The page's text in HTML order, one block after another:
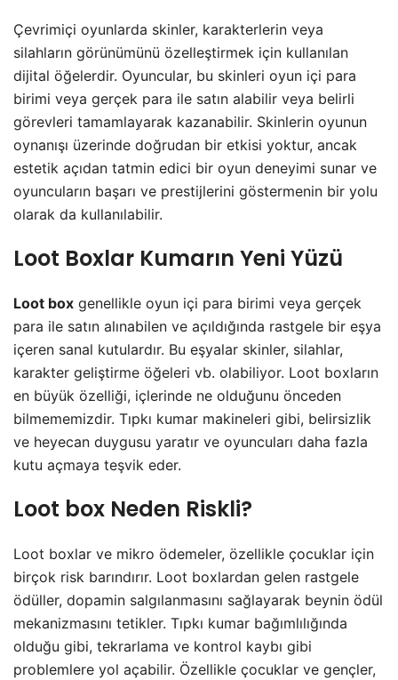
Çevrimiçi oyunlarda skinler, karakterlerin veya
silahların görünümünü özelleştirmek için kullanılan
dijital öğelerdir. Oyuncular, bu skinleri oyun içi para
birimi veya gerçek para ile satın alabilir veya belirli
görevleri tamamlayarak kazanabilir. Skinlerin oyunun
oynanışı üzerinde doğrudan bir etkisi yoktur, ancak
estetik açıdan tatmin edici bir oyun deneyimi sunar ve
oyuncuların başarı ve prestijlerini göstermenin bir yolu
olarak da kullanılabilir.
Loot Boxlar Kumarın Yeni Yüzü
Loot box genellikle oyun içi para birimi veya gerçek
para ile satın alınabilen ve açıldığında rastgele bir eşya
içeren sanal kutulardır. Bu eşyalar skinler, silahlar,
karakter geliştirme öğeleri vb. olabiliyor. Loot boxların
en büyük özelliği, içlerinde ne olduğunu önceden
bilmememizdir. Tıpkı kumar makineleri gibi, belirsizlik
ve heyecan duygusu yaratır ve oyuncuları daha fazla
kutu açmaya teşvik eder.
Loot box Neden Riskli?
Loot boxlar ve mikro ödemeler, özellikle çocuklar için
birçok risk barındırır. Loot boxlardan gelen rastgele
ödüller, dopamin salgılanmasını sağlayarak beynin ödül
mekanizmasını tetikler. Tıpkı kumar bağımlılığında
olduğu gibi, tekrarlama ve kontrol kaybı gibi
problemlere yol açabilir. Özellikle çocuklar ve gençler,